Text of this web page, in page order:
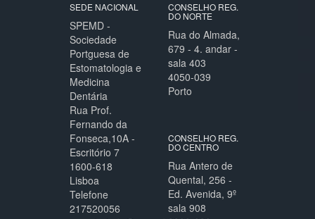
SEDE NACIONAL
SPEMD -
Sociedade
Portguesa de
Estomatologia e
Medicina
Dentária
Rua Prof.
Fernando da
Fonseca,10A -
Escritório 7
1600-618
Lisboa
Telefone
217520056
CONSELHO REG.
DO NORTE
Rua do Almada,
679 - 4. andar -
sala 403
4050-039
Porto
CONSELHO REG.
DO CENTRO
Rua Antero de
Quental, 256 -
Ed. Avenida, 9º
sala 908